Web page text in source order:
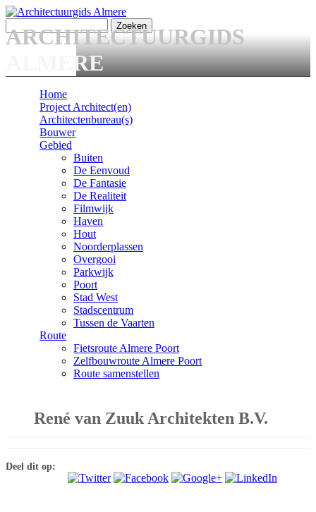
Overslaan en naar de algemene inhoud gaan
Zoekveld
ARCHITECTUURGIDS
ALMERE
Main menu
Home
Project Architect(en)
Architectenbureau(s)
Bouwer
Gebied
Buiten
De Eenvoud
De Fantasie
De Realiteit
Filmwijk
Haven
Hout
Noorderplassen
Overgooi
Parkwijk
Poort
Stad West
Stadscentrum
Tussen de Vaarten
Route
Fietsroute Almere Poort
Zelfbouwroute Almere Poort
Route samenstellen
René van Zuuk Architekten B.V.
Deel dit op: